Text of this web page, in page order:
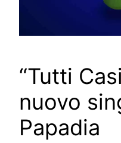
“Tutti
nuovo
Papadia